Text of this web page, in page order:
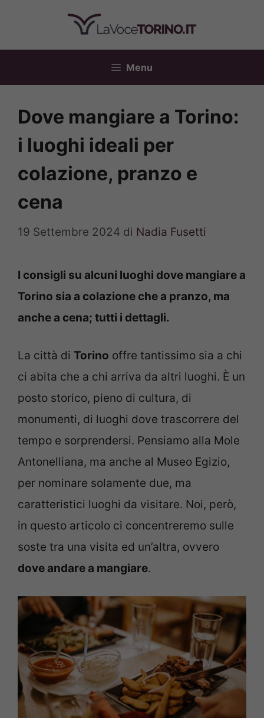
contenuto
Menu
Dove mangiare a Torino:
i luoghi ideali per
colazione, pranzo e
cena
19 Settembre 2024 di Nadia Fusetti
I consigli su alcuni luoghi dove mangiare a
Torino sia a colazione che a pranzo, ma
anche a cena; tutti i dettagli.
La città di Torino offre tantissimo sia a chi
ci abita che a chi arriva da altri luoghi. È un
posto storico, pieno di cultura, di
monumenti, di luoghi dove trascorrere del
tempo e sorprendersi. Pensiamo alla Mole
Antonelliana, ma anche al Museo Egizio,
per nominare solamente due, ma
caratteristici luoghi da visitare. Noi, però,
in questo articolo ci concentreremo sulle
soste tra una visita ed un’altra, ovvero
dove andare a mangiare.